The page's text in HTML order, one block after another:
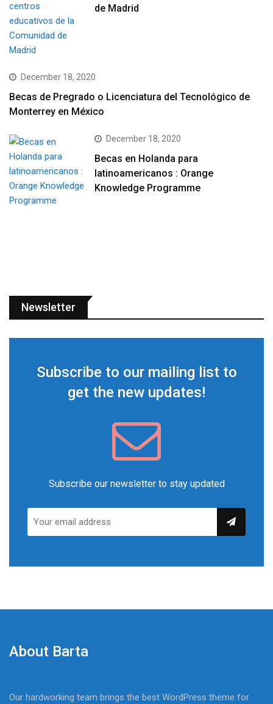
de Madrid
December 18, 2020
Becas de Pregrado o Licenciatura del Tecnológico de
Monterrey en México
December 18, 2020
Becas en Holanda para
latinoamericanos : Orange
Knowledge Programme
Newsletter
Subscribe to our mailing list to
get the new updates!
Subscribe our newsletter to stay updated
About Barta
Our hardworking team brings the best WordPress theme for